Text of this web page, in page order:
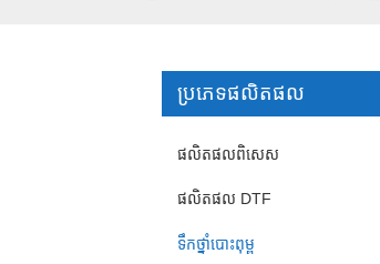
ប្រភេទផលិតផល
ផលិតផលពិសេស
ផលិតផល DTF
ទឹកថ្នាំបោះពុម្ព